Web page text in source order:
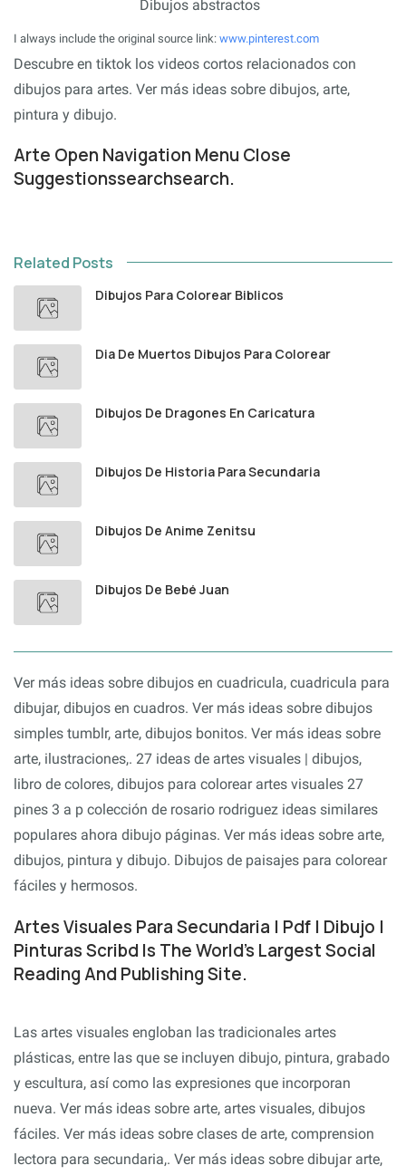
I always include the original source link: www.pinterest.com
Descubre en tiktok los videos cortos relacionados con
dibujos para artes. Ver más ideas sobre dibujos, arte,
pintura y dibujo.
Arte Open Navigation Menu Close
Suggestionssearchsearch.
Related Posts
Dibujos Para Colorear Biblicos
Dia De Muertos Dibujos Para Colorear
Dibujos De Dragones En Caricatura
Dibujos De Historia Para Secundaria
Dibujos De Anime Zenitsu
Dibujos De Bebé Juan
Ver más ideas sobre dibujos en cuadricula, cuadricula para
dibujar, dibujos en cuadros. Ver más ideas sobre dibujos
simples tumblr, arte, dibujos bonitos. Ver más ideas sobre
arte, ilustraciones,. 27 ideas de artes visuales | dibujos,
libro de colores, dibujos para colorear artes visuales 27
pines 3 a p colección de rosario rodriguez ideas similares
populares ahora dibujo páginas. Ver más ideas sobre arte,
dibujos, pintura y dibujo. Dibujos de paisajes para colorear
fáciles y hermosos.
Artes Visuales Para Secundaria | Pdf | Dibujo |
Pinturas Scribd Is The World's Largest Social
Reading And Publishing Site.
Las artes visuales engloban las tradicionales artes
plásticas, entre las que se incluyen dibujo, pintura, grabado
y escultura, así como las expresiones que incorporan
nueva. Ver más ideas sobre arte, artes visuales, dibujos
fáciles. Ver más ideas sobre clases de arte, comprension
lectora para secundaria,. Ver más ideas sobre dibujar arte,